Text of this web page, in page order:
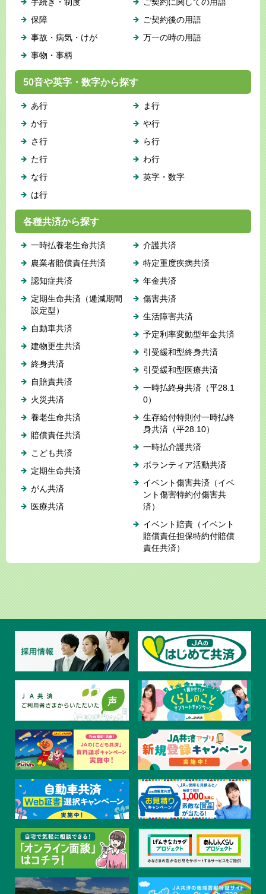
保障
事故・病気・けが
事物・事柄
ご契約後の用語
万一の時の用語
50音や英字・数字から探す
あ行
か行
さ行
た行
な行
は行
ま行
や行
ら行
わ行
英字・数字
各種共済から探す
一時払養老生命共済
農業者賠償責任共済
認知症共済
定期生命共済（逓減期間
設定型）
自動車共済
建物更生共済
終身共済
自賠責共済
火災共済
養老生命共済
賠償責任共済
こども共済
定期生命共済
がん共済
医療共済
介護共済
特定重度疾病共済
年金共済
傷害共済
生活障害共済
予定利率変動型年金共済
引受緩和型終身共済
引受緩和型医療共済
一時払終身共済（平28.1
0）
生存給付特則付一時払終
身共済（平28.10）
一時払介護共済
ボランティア活動共済
イベント傷害共済（イベ
ント傷害特約付傷害共
済）
イベント賠責（イベント
賠償責任担保特約付賠償
責任共済）